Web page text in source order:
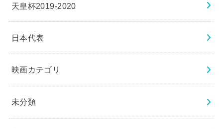
天皇杯2019-2020
日本代表
映画カテゴリ
未分類